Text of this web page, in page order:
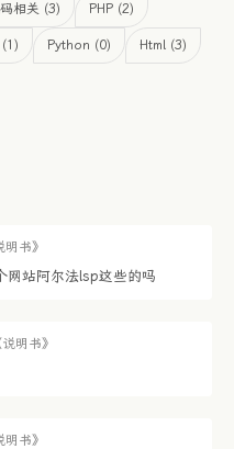
相关 (3) PHP (2)
Python (0) Html (3)
书》
网站阿尔法lsp这些的吗
明书》
书》